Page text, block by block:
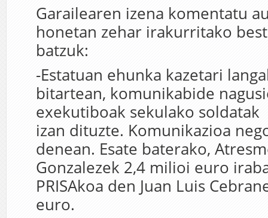
Garailearen izena komentatu
honetan zehar irakurritako
batzuk:
-Estatuan ehunka kazetari
bitartean, komunikabide
exekutiboak sekulako soldatak
izan dituzte. Komunikazioa
denean. Esate baterako,
Gonzalezek 2,4 milioi euro
PRISAkoa den Juan Luis
euro.